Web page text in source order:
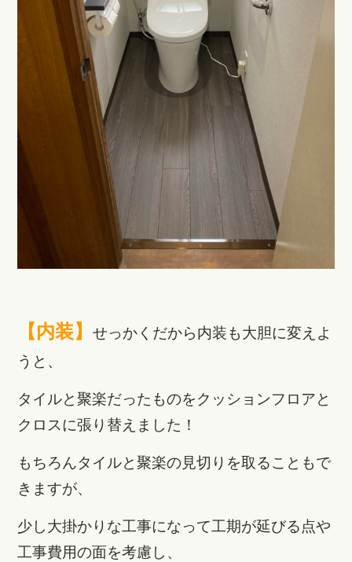
【内装】せっかくだから内装も大胆に変えよ
うと、
タイルと聚楽だったものをクッションフロアと
クロスに張り替えました！
もちろんタイルと聚楽の見切りを取ることもで
きますが、
少し大掛かりな工事になって工期が延びる点や
工事費用の面を考慮し、